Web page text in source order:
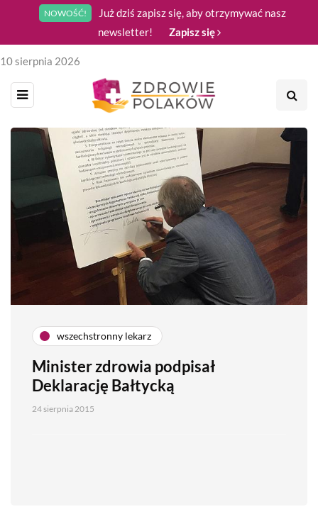
NOWOŚĆ!
Już dziś zapisz się, aby otrzymywać nasz
newsletter!
Zapisz się
10 sierpnia 2026
wszechstronny lekarz
Minister zdrowia podpisał
Deklarację Bałtycką
24 sierpnia 2015